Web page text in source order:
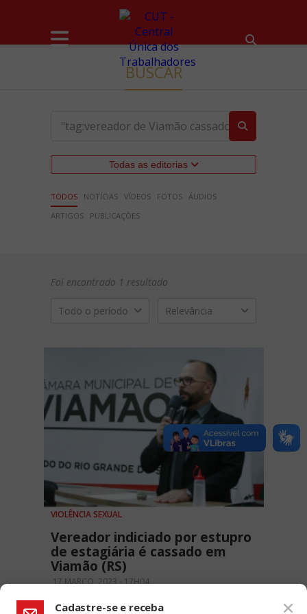
BUSCAR
Todas as editorias
TODOS NOTÍCIAS VÍDEOS FOTOS ÁUDIOS
ARTIGOS
PUBLICAÇÕES
Foi encontrado 1 resultado
Todo o período Relevância
VIOLÊNCIA SEXUAL
Vereador indiciado por estupro
de estagiária é cassado em
Viamão (RS)
17 MARÇO, 2023 - 17H04
Cadastre-se e receba